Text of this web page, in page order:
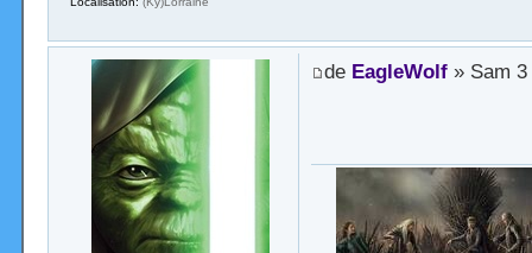
de EagleWolf» Sam 3